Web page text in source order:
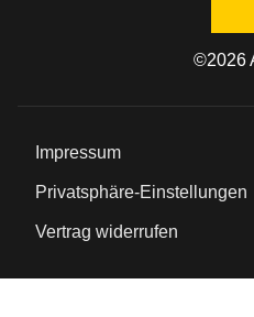
©2026
Impressum
Privatsphäre-Einstellungen
Vertrag widerrufen